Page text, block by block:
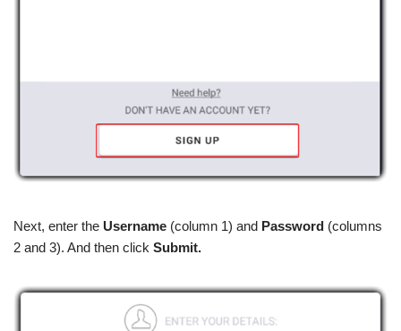
Next, enter the Username (column 1) and Password (columns
2 and 3). And then click Submit.